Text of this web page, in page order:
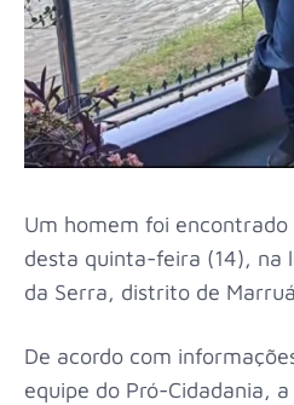
Um homem foi
desta quinta-feira (14), na
da Serra, distrito de
De acordo com
equipe do Pró-Cidadania,